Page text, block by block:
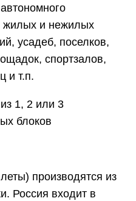
жилых и нежилых
усадеб, поселков,
спортзалов,
и т.п.
1, 2 или 3
блоков
производятся из
Россия входит в